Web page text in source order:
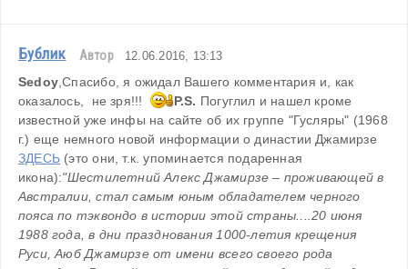
Бублик Автор 12.06.2016, 13:13
Sedoy,Спасибо, я ожидал Вашего комментария и, как
оказалось,  не зря!!!
P.S. Погуглил и нашел кроме
известной уже инфы на сайте об их группе "Гусляры" (1968
ЗДЕСЬ (это они, т.к. упоминается подаренная
икона):"Шестилетний Алекс Джамирзе – проживающей в
Австралии, стал самым юным обладателем черного
пояса по тэквондо в истории этой страны....20 июня
1988 года, в дни празднования 1000-летия крещения
Руси, Аюб Джамирзе от имени всего своего рода